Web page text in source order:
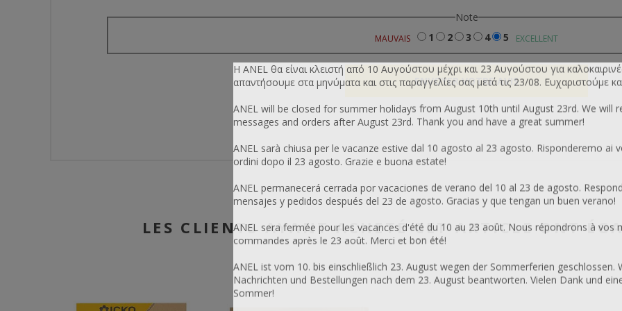
Note
MAUVAIS 1 2 3 4 5 EXCELLENT
LES CLIENTS AYANT ACHETÉ CET ARTICLE ONT
Η ANEL θα είναι κλειστή από 10 Αυγούστου μέχρι και 23 Αυγούστου για
απαντήσουμε στα μηνύματα και στις παραγγελίες σας μετά τις 23/08. Ευχαριστούμε
ANEL will be closed for summer holidays from August 10th until August 23rd. We will
messages and orders after August 23rd. Thank you and have a great summer!
ANEL sarà chiusa per le vacanze estive dal 10 agosto al 23 agosto. Risponderemo ai
ordini dopo il 23 agosto. Grazie e buona estate!
ANEL permanecerá cerrada por vacaciones de verano del 10 al 23 de agosto.
mensajes y pedidos después del 23 de agosto. Gracias y que tengan un buen verano!
ANEL sera fermée pour les vacances d'été du 10 au 23 août. Nous répondrons à vos
commandes après le 23 août. Merci et bon été!
ANEL ist vom 10. bis einschließlich 23. August wegen der Sommerferien geschlossen.
Nachrichten und Bestellungen nach dem 23. August beantworten. Vielen Dank und
Sommer!